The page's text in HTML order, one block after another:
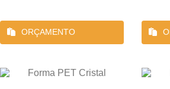
ORÇAMENTO